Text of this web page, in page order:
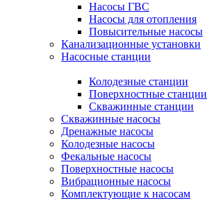
Насосы ГВС
Насосы для отопления
Повысительные насосы
Канализационные установки
Насосные станции
Колодезные станции
Поверхностные станции
Скважинные станции
Скважинные насосы
Дренажные насосы
Колодезные насосы
Фекальные насосы
Поверхностные насосы
Вибрационные насосы
Комплектующие к насосам